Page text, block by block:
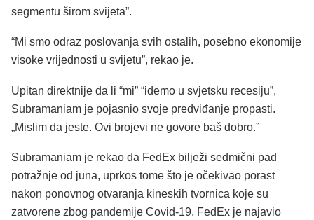
segmentu širom svijeta”.
“Mi smo odraz poslovanja svih ostalih, posebno ekonomije
visoke vrijednosti u svijetu”, rekao je.
Upitan direktnije da li “mi” “idemo u svjetsku recesiju”,
Subramaniam je pojasnio svoje predviđanje propasti.
„Mislim da jeste. Ovi brojevi ne govore baš dobro.”
Subramaniam je rekao da FedEx bilježi sedmični pad
potražnje od juna, uprkos tome što je očekivao porast
nakon ponovnog otvaranja kineskih tvornica koje su
zatvorene zbog pandemije Covid-19. FedEx je najavio